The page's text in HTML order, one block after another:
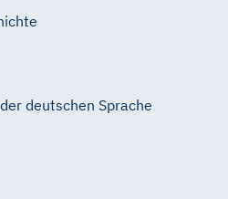
deutschen Sprache